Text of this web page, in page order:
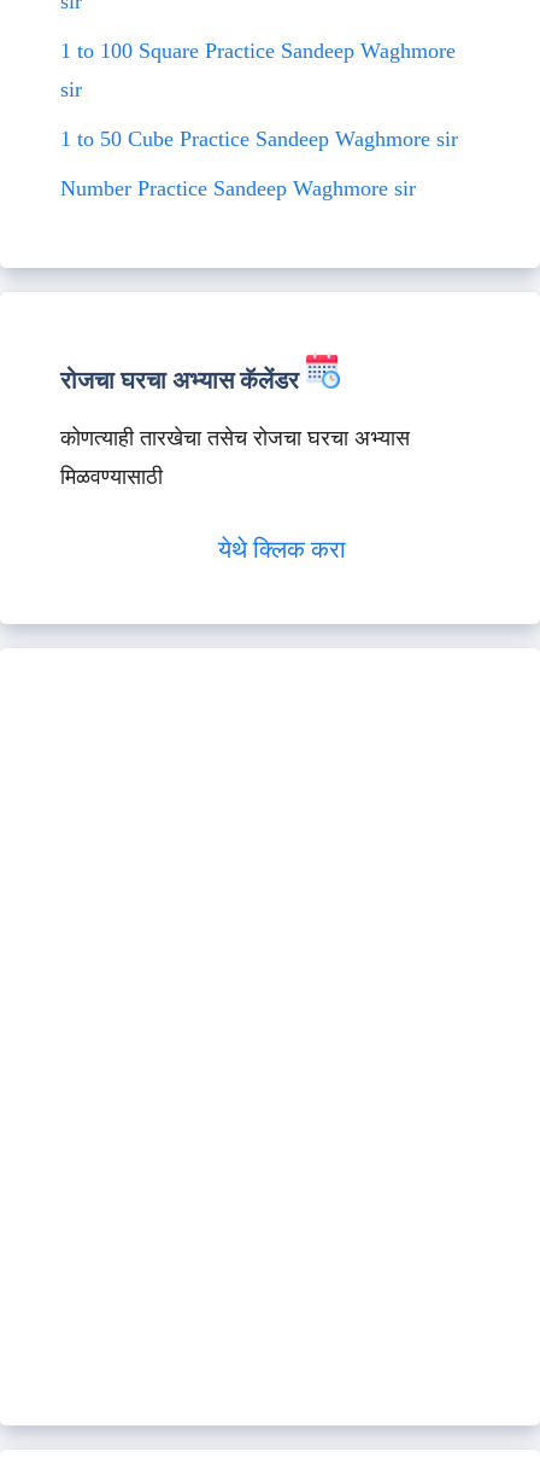
1 to 100 Square Practice Sandeep Waghmore
sir
1 to 50 Cube Practice Sandeep Waghmore sir
Number Practice Sandeep Waghmore sir
रोजचा घरचा अभ्यास कॅलेंडर
कोणत्याही तारखेचा तसेच रोजचा घरचा अभ्यास
मिळवण्यासाठी
येथे क्लिक करा